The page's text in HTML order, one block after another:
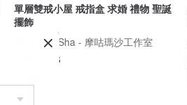
單層雙戒小屋 戒指盒 求婚 禮物 聖誕
擺飾
MoGu MaSha - 摩咕瑪沙工作室
US$ 63.26